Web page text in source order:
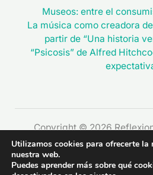
Museos: entre el
La música como creadora
partir de “Una historia
“Psicosis” de Alfred
Copyright © 2026
Utilizamos cookies para ofrecerte la
nuestra web.
Puedes aprender más sobre qué